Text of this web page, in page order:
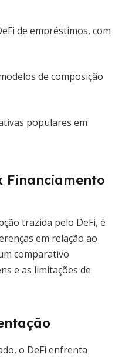
de empréstimos, com
de composição
populares em
Financiamento
trazida pelo DeFi, é
em relação ao
comparativo
e as limitações de
o DeFi enfrenta